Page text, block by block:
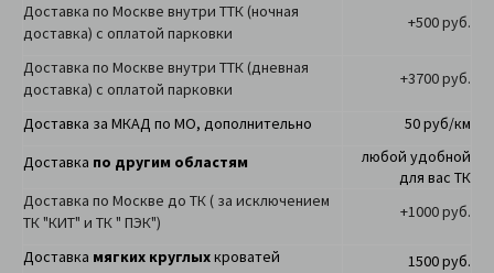
Доставка по Москве внутри ТТК (ночная
доставка) с оплатой парковки
+500 руб.
Доставка по Москве внутри ТТК (дневная
доставка) с оплатой парковки
+3700 руб.
Доставка за МКАД по МО, дополнительно
50 руб/км
Доставка по другим областям
любой удобной
для вас ТК
Доставка по Москве до ТК ( за исключением
ТК "КИТ" и ТК " ПЭК")
+1000 руб.
Доставка мягких круглыхкроватей
1500 руб.